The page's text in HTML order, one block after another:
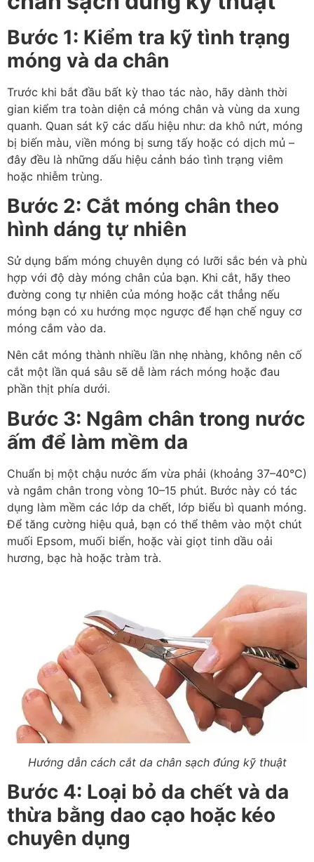
Bước 1: Kiểm tra kỹ tình trạng
móng và da chân
Trước khi bắt đầu bất kỳ thao tác nào, hãy dành thời
gian kiểm tra toàn diện cả móng chân và vùng da xung
quanh. Quan sát kỹ các dấu hiệu như: da khô nứt, móng
bị biến màu, viền móng bị sưng tấy hoặc có dịch mủ –
đây đều là những dấu hiệu cảnh báo tình trạng viêm
hoặc nhiễm trùng.
Bước 2: Cắt móng chân theo
hình dáng tự nhiên
Sử dụng bấm móng chuyên dụng có lưỡi sắc bén và phù
hợp với độ dày móng chân của bạn. Khi cắt, hãy theo
đường cong tự nhiên của móng hoặc cắt thẳng nếu
móng bạn có xu hướng mọc ngược để hạn chế nguy cơ
móng cắm vào da.
Nên cắt móng thành nhiều lần nhẹ nhàng, không nên cố
cắt một lần quá sâu sẽ dễ làm rách móng hoặc đau
phần thịt phía dưới.
Bước 3: Ngâm chân trong nước
ấm để làm mềm da
Chuẩn bị một chậu nước ấm vừa phải (khoảng 37–40°C)
và ngâm chân trong vòng 10–15 phút. Bước này có tác
dụng làm mềm các lớp da chết, lớp biểu bì quanh móng.
Để tăng cường hiệu quả, bạn có thể thêm vào một chút
muối Epsom, muối biển, hoặc vài giọt tinh dầu oải
hương, bạc hà hoặc tràm trà.
Hướng dẫn cách cắt da chân sạch đúng kỹ thuật
Bước 4: Loại bỏ da chết và da
thừa bằng dao cạo hoặc kéo
chuyên dụng